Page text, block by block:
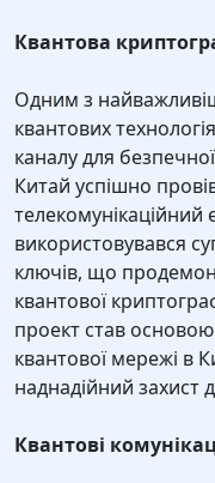
Квантова
Одним з
квантових
каналу для
Китай успішно
використовувався
ключів, що
квантової
проект став
квантової мережі в
наднадійний захист
Квантові